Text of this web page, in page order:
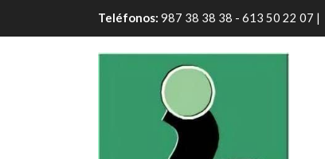
Teléfonos: 987 38 38 38 - 613 50 22 07 |